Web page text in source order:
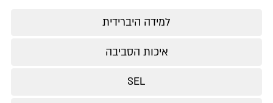
למידה היברידית
איכות הסביבה
SEL